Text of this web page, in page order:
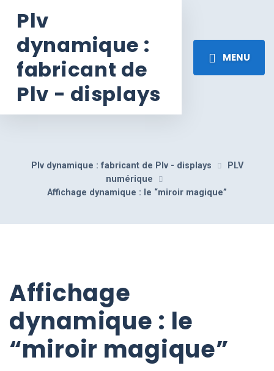
Plv
dynamique :
fabricant de
Plv - displays
MENU
Plv dynamique : fabricant de Plv - displays
PLV
numérique
Affichage dynamique : le “miroir magique”
Affichage
dynamique : le
“miroir magique”